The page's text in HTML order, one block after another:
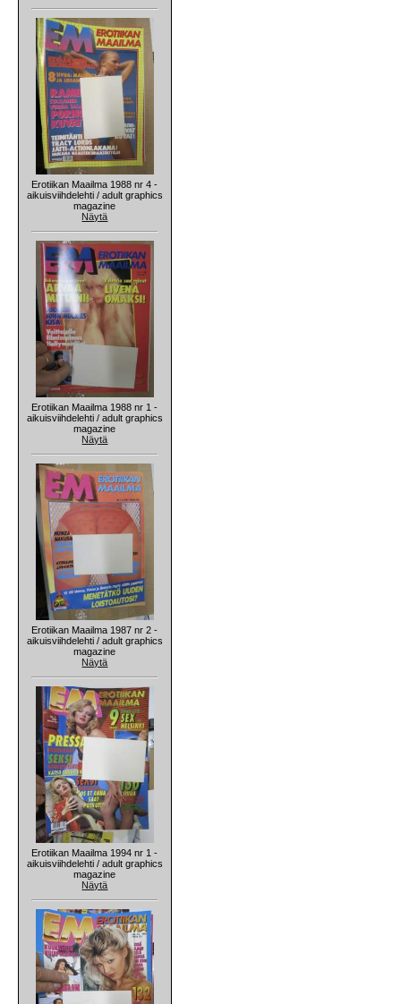
Erotiikan Maailma 1988 nr 4 -
aikuisviihdelehti / adult graphics
magazine
Näytä
Erotiikan Maailma 1988 nr 1 -
aikuisviihdelehti / adult graphics
magazine
Näytä
Erotiikan Maailma 1987 nr 2 -
aikuisviihdelehti / adult graphics
magazine
Näytä
Erotiikan Maailma 1994 nr 1 -
aikuisviihdelehti / adult graphics
magazine
Näytä